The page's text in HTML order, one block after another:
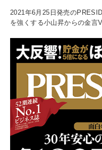
2021年6月25日発売の
を強くする小山昇からの金言